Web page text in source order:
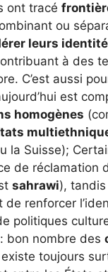
ont tracé
ou
leurs
à des
C’est aussi
est
homogènes
la Suisse);
de réclamation
sahrawi),
de renforcer
politiques
bon nombre des
existe toujours